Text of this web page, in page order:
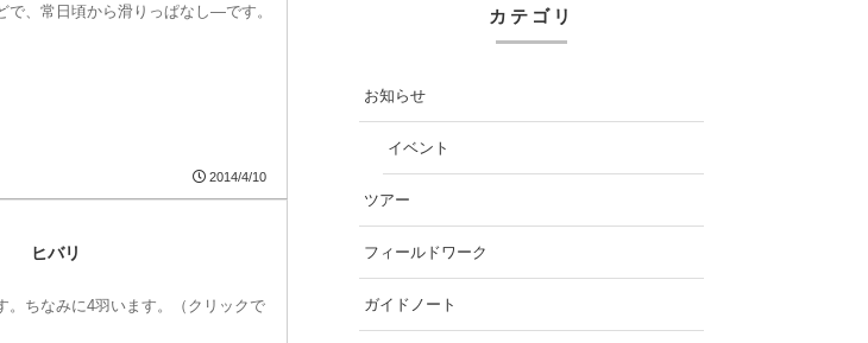
で、常日頃から滑りっぱなし―です。
2014/4/10
ヒバリ
。ちなみに4羽います。（クリックで
カテゴリ
お知らせ
イベント
ツアー
フィールドワーク
ガイドノート